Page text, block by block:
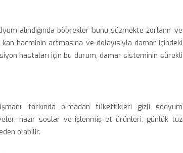
alındığında böbrekler bunu süzmekte zorlanır ve
hacminin artmasına ve dolayısıyla damar içindeki
hastaları için bu durum, damar sisteminin sürekli
farkında olmadan tükettikleri gizli sodyum
hazır soslar ve işlenmiş et ürünleri, günlük tuz
olabilir.